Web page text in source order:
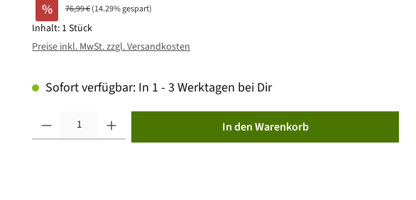
% 76,99 €(14.29% gespart)
Inhalt: 1 Stück
Preise inkl. MwSt. zzgl. Versandkosten
Sofort verfügbar: In 1 - 3 Werktagen bei Dir
In den Warenkorb